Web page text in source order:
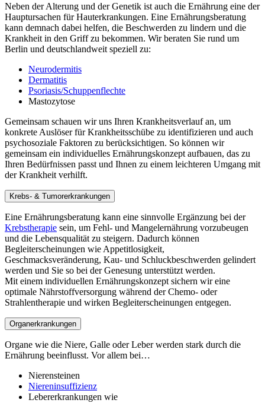
Neben der Alterung und der Genetik ist auch die Ernährung eine der
Hauptursachen für Hauterkrankungen. Eine Ernährungsberatung
kann demnach dabei helfen, die Beschwerden zu lindern und die
Krankheit in den Griff zu bekommen. Wir beraten Sie rund um
Berlin und deutschlandweit speziell zu:
Neurodermitis
Dermatitis
Psoriasis/Schuppenflechte
Mastozytose
Gemeinsam schauen wir uns Ihren Krankheitsverlauf an, um
konkrete Auslöser für Krankheitsschübe zu identifizieren und auch
psychosoziale Faktoren zu berücksichtigen. So können wir
gemeinsam ein individuelles Ernährungskonzept aufbauen, das zu
Ihren Bedürfnissen passt und Ihnen zu einem leichteren Umgang mit
der Krankheit verhilft.
Krebs- & Tumorerkrankungen
Eine Ernährungsberatung kann eine sinnvolle Ergänzung bei der
Krebstherapie sein, um Fehl- und Mangelernährung vorzubeugen
und die Lebensqualität zu steigern. Dadurch können
Begleiterscheinungen wie Appetitlosigkeit,
Geschmacksveränderung, Kau- und Schluckbeschwerden gelindert
werden und Sie so bei der Genesung unterstützt werden.
Mit einem individuellen Ernährungskonzept sichern wir eine
optimale Nährstoffversorgung während der Chemo- oder
Strahlentherapie und wirken Begleiterscheinungen entgegen.
Organerkrankungen
Organe wie die Niere, Galle oder Leber werden stark durch die
Ernährung beeinflusst. Vor allem bei…
Nierensteinen
Niereninsuffizienz
Lebererkrankungen wie